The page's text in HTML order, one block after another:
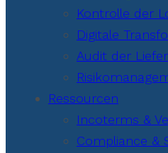
Kontrolle der
Digitale
Audit der
Ressourcen
Incoterms &
Compliance &